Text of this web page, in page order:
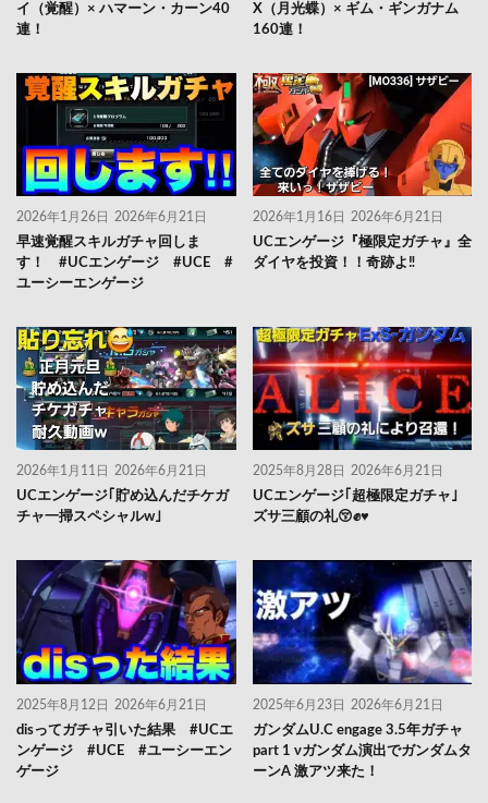
イ（覚醒）× ハマーン・カーン40
連！
X（月光蝶）× ギム・ギンガナム
160連！
2026年1月26日 2026年6月21日
早速覚醒スキルガチャ回しま
す！ #UCエンゲージ #UCE #
ユーシーエンゲージ
2026年1月16日 2026年6月21日
UCエンゲージ『極限定ガチャ』全
ダイヤを投資！！奇跡よ‼️
2026年1月11日 2026年6月21日
UCエンゲージ｢貯め込んだチケガ
チャ一掃スペシャルw｣
2025年8月28日 2026年6月21日
UCエンゲージ｢超極限定ガチャ｣
ズサ三顧の礼😚✊♥️
2025年8月12日 2026年6月21日
disってガチャ引いた結果 #UCエ
ンゲージ #UCE #ユーシーエン
ゲージ
2025年6月23日 2026年6月21日
ガンダムU.C engage 3.5年ガチャ
part 1 νガンダム演出でガンダムタ
ーンA 激アツ来た！